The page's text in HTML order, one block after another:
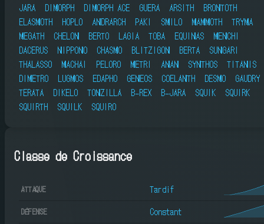
JARA
DIMORPH DIMORPH ACE GUERA ARSITH
BRONTOTH
ELASMOTH
HOPLO ANDRARCH PAKI SMILO MAMMOTH
TRYMA
MEGATH
CHELON BERTO LAGIA TOBA EQUINAS
MENCHI
DACERUS
NIPPONO CHASMO BLITZIGON BERTA
SUNGARI
THALASSO
MACHAI PELORO METRI ANAN SYNTHOS
TITANIS
DIMETRO
LUGMOS EDAPHO GENEOS COELANTH DESMO
GAUDRY
TERATA
DIKELO TONZILLA B-REX B-JARA SQUIK
SQUIRK
SQUIRTH
SQUILK SQUIRO
Classe de Croissance
ATTAQUE Tardif
DÉFENSE Constant